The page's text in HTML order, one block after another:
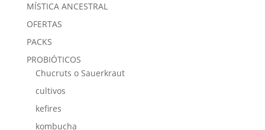
MÍSTICA ANCESTRAL
OFERTAS
PACKS
PROBIÓTICOS
Chucruts o Sauerkraut
cultivos
kefires
kombucha